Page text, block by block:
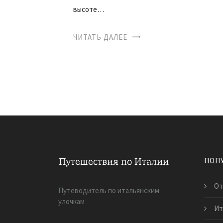
высоте…
ЧИТАТЬ ДАЛЕЕ
Путеводитель по итальянским
улочкам